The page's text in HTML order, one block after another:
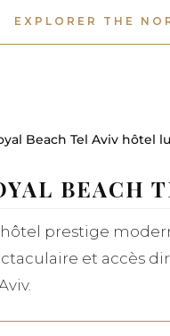
EXPLORER THE
BEACH
prestige
et accès